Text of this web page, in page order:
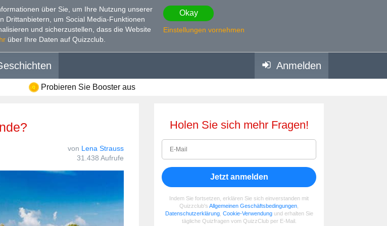
über Sie, um Ihre Nutzung unserer
Drittanbietern, um Social Media-Funktionen
und sicherzustellen, dass die Website
über Ihre Daten auf Quizzclub.
Okay
Einstellungen vornehmen
Anmelden
Probieren Sie Booster aus
von Lena Strauss
31.438 Aufrufe
Holen Sie sich mehr Fragen!
Jetzt anmelden
Indem Sie fortsetzen, erklären Sie sich einverstanden mit
Quizzclub's Allgemeinen Geschäftsbedingungen
Datenschutzerklärung, Cookie-Verwendungund erhalten Sie
tägliche Quizfragen vom QuizzClub per E-Mail.